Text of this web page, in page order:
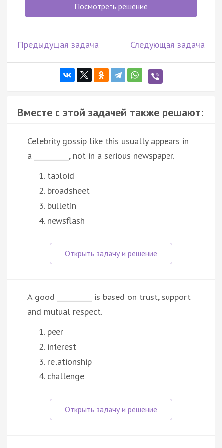
Посмотреть решение
Предыдущая задача Следующая задача
Вместе с этой задачей также решают:
Celebrity gossip like this usually appears in
a __________, not in a serious newspaper.
tabloid
broadsheet
bulletin
newsflash
A good __________ is based on trust, support
and mutual respect.
peer
interest
relationship
challenge